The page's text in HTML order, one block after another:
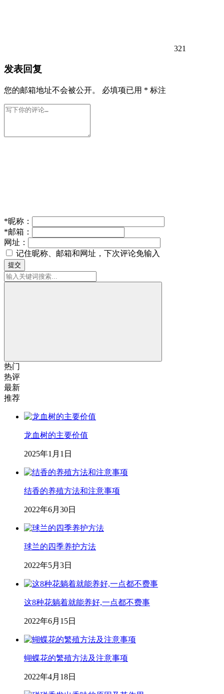
321
发表回复
您的邮箱地址不会被公开。 必填项已用 * 标注
*昵称：
*邮箱：
网址：
记住昵称、邮箱和网址，下次评论免输入
提交
热门
热评
最新
推荐
龙血树的主要价值
2025年1月1日
结香的养殖方法和注意事项
2022年6月30日
球兰的四季养护方法
2022年5月3日
这8种花躺着就能养好,一点都不费事
2022年6月15日
蝴蝶花的繁殖方法及注意事项
2022年4月18日